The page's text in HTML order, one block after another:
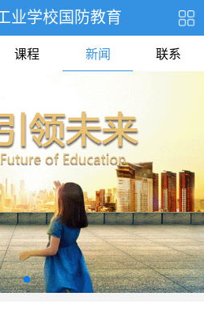
业学校国防教育
课程 新闻 联系